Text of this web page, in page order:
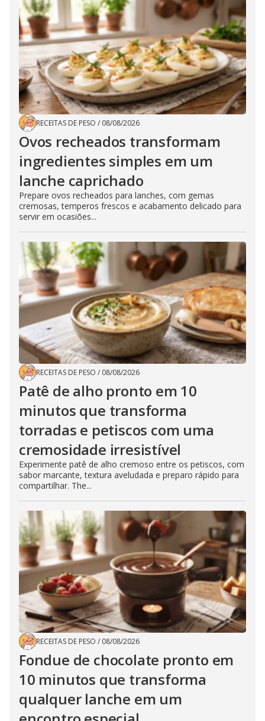
RECEITAS DE PESO / 08/08/2026
Ovos recheados transformam
ingredientes simples em um
lanche caprichado
Prepare ovos recheados para lanches, com gemas
cremosas, temperos frescos e acabamento delicado para
servir em ocasiões...
RECEITAS DE PESO / 08/08/2026
Patê de alho pronto em 10
minutos que transforma
torradas e petiscos com uma
cremosidade irresistível
Experimente patê de alho cremoso entre os petiscos, com
sabor marcante, textura aveludada e preparo rápido para
compartilhar. The...
RECEITAS DE PESO / 08/08/2026
Fondue de chocolate pronto em
10 minutos que transforma
qualquer lanche em um